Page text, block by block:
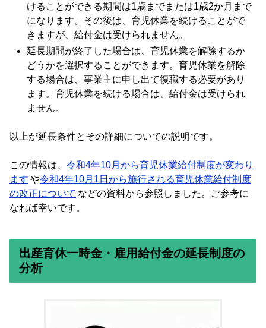
けることができる期間は1歳までまたは1歳2か月まで
になります。その後は、育児休業を続けることがで
きますが、給付金は受けられません。
延長期間が終了した場合は、育児休業を解除するか
どうかを選択することができます。育児休業を解除
する場合は、事業主に申し出て復職する必要があり
ます。育児休業を続ける場合は、給付金は受けられ
ません。
以上が延長条件とその詳細についての説明です。
この情報は、 令和4年10月から育児休業給付制度が変わり
ます や令和4年10月1日から施行される育児休業給付制度
の改正について などの資料から参照しました。ご参考に
なれば幸いです。
出産育休一時金・雇用給付金の延長制度の
分析